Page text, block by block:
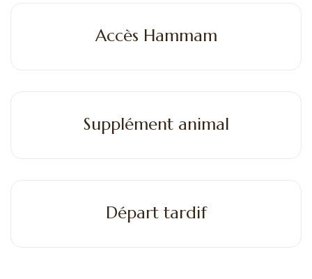
Accès Hammam
Supplément animal
Départ tardif